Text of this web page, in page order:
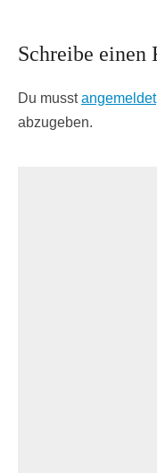
Schreibe einen
Du musstangemeldet
abzugeben.